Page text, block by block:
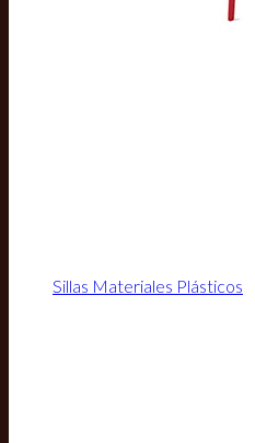
Sillas Materiales Plásticos